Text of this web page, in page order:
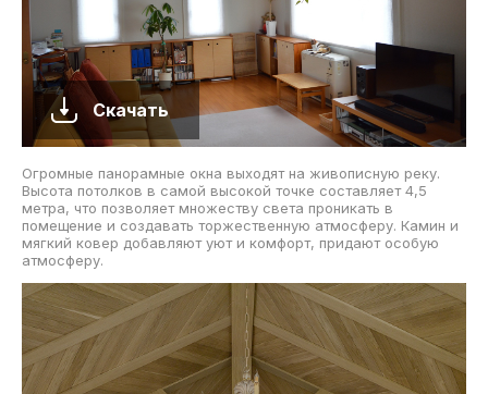
Скачать
Огромные панорамные окна выходят на живописную реку.
Высота потолков в самой высокой точке составляет 4,5
метра, что позволяет множеству света проникать в
помещение и создавать торжественную атмосферу. Камин и
мягкий ковер добавляют уют и комфорт, придают особую
атмосферу.